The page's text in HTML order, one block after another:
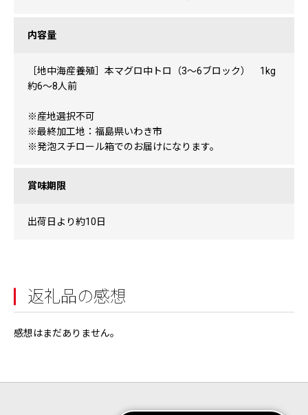
内容量
［地中海産養殖］本マグロ中トロ（3〜6ブロック） 1kg
約6〜8人前
※産地選択不可
※最終加工地：福島県いわき市
※発泡スチロール箱でのお届けになります。
賞味期限
出荷日より約10日
返礼品の感想
感想はまだありません。